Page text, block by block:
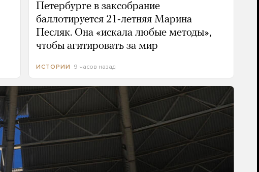
Петербурге в заксобрание
баллотируется 21-летняя Марина
Песляк. Она «искала любые методы»,
чтобы агитировать за мир
ИСТОРИИ 9 часов назад